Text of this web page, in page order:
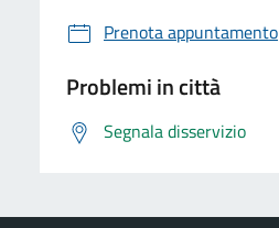
Prenota appuntamento
Problemi in città
Segnala disservizio